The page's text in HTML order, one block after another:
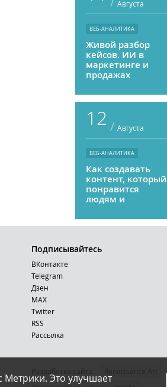
Августа
ВЕБ-АНАЛИТИКА
Живой разбор
кейсов. ИИ в
маркетинге и
продажах
12 / Августа
ВЕБ-АНАЛИТИКА
Как создавать
контент, который
понравится
людям и
Это улучшает
Подписывайтесь
ВКонтакте
Telegram
Дзен
MAX
Тwitter
RSS
Рассылка